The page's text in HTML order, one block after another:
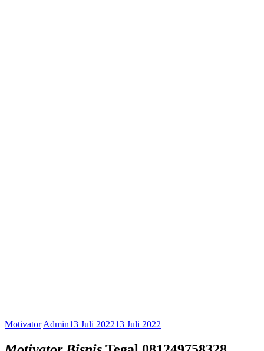
Motivator Admin13 Juli 202213 Juli 2022